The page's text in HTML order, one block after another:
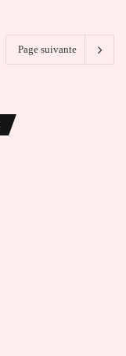
Page suivante